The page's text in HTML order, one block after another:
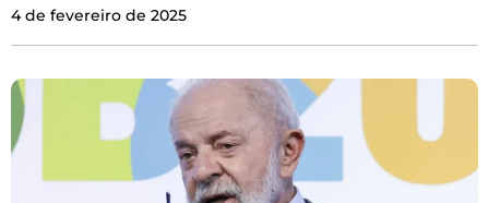
4 de fevereiro de 2025